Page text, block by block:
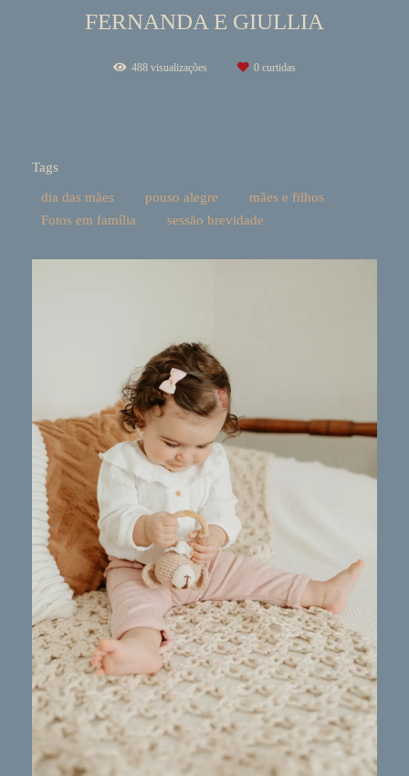
FERNANDA E GIULLIA
488 visualizações 0 curtidas
Tags
dia das mães pouso alegre
mães e filhos
Fotos em família
sessão brevidade